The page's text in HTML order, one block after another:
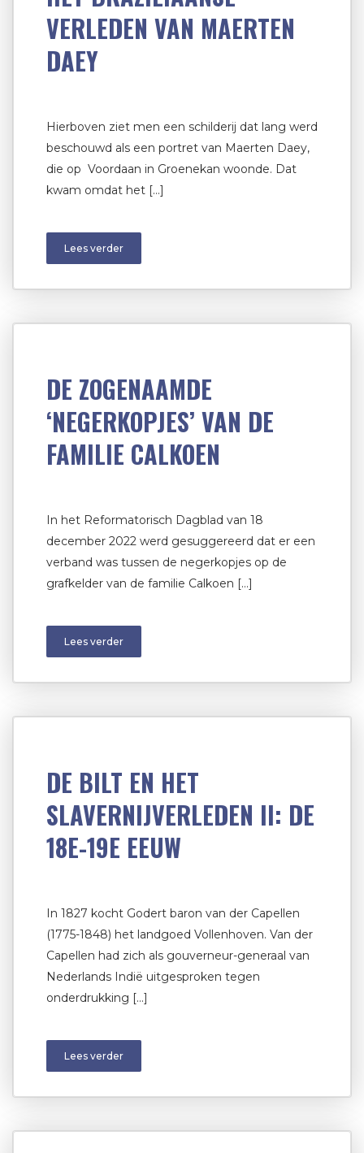
VERLEDEN VAN MAERTEN
DAEY
Hierboven ziet men een schilderij dat lang werd
beschouwd als een portret van Maerten Daey,
die op Voordaan in Groenekan woonde. Dat
kwam omdat het […]
Lees verder
DE ZOGENAAMDE
‘NEGERKOPJES’ VAN DE
FAMILIE CALKOEN
In het Reformatorisch Dagblad van 18
december 2022 werd gesuggereerd dat er een
verband was tussen de negerkopjes op de
grafkelder van de familie Calkoen […]
Lees verder
DE BILT EN HET
SLAVERNIJVERLEDEN II: DE
18E-19E EEUW
In 1827 kocht Godert baron van der Capellen
(1775-1848) het landgoed Vollenhoven. Van der
Capellen had zich als gouverneur-generaal van
Nederlands Indië uitgesproken tegen
onderdrukking […]
Lees verder